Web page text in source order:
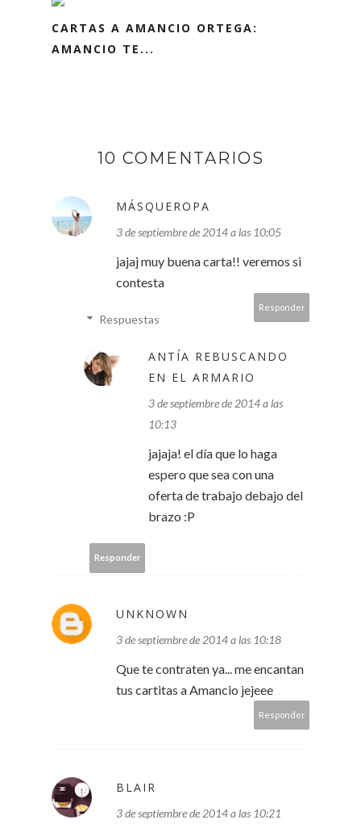
CARTAS A AMANCIO ORTEGA:
AMANCIO TE...
10 COMENTARIOS
MÁSQUEROPA
3 de septiembre de 2014 a las 10:05
jajaj muy buena carta!! veremos si
contesta
Responder
Respuestas
ANTÍA REBUSCANDO
EN EL ARMARIO
3 de septiembre de 2014 a las
10:13
jajaja! el día que lo haga
espero que sea con una
oferta de trabajo debajo del
brazo :P
Responder
UNKNOWN
3 de septiembre de 2014 a las 10:18
Que te contraten ya... me encantan
tus cartitas a Amancio jejeee
Responder
BLAIR
3 de septiembre de 2014 a las 10:21